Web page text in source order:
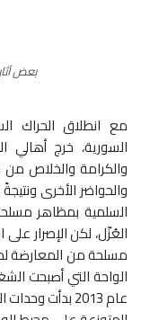
بعض
مع انطلاق الحراك
السورية، خرج
والكرامة والخلاص
والحواضر الأخرى
السلمية بمظاهر
العُزّل، لكن الإصرار
مسلحة من المعارضة
الواحة التي أصبحت
عام 2013